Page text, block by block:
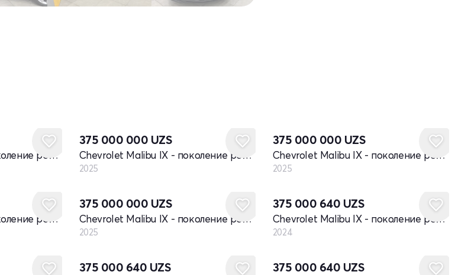
Chevrolet Malibu IX - поколение рестайлинг
375 000 000 UZS
Chevrolet Malibu IX - поколение рестайлинг
2025
375 000 000 UZS
Chevrolet Malibu IX - поколение рестайлинг
2025
Chevrolet Malibu IX - поколение рестайлинг
375 000 000 UZS
Chevrolet Malibu IX - поколение рестайлинг
2025
375 000 640 UZS
Chevrolet Malibu IX - поколение рестайлинг
2024
375 000 640 UZS 375 000 640 UZS